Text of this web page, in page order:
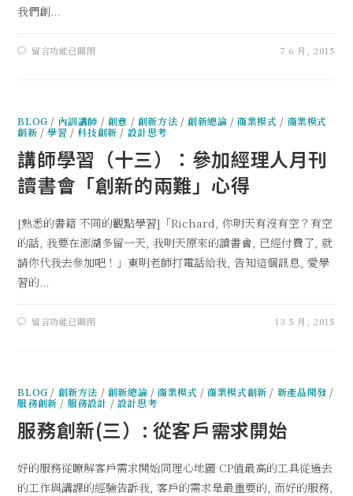
我們創...
留言功能已關閉 7 6 月, 2015
BLOG / 內訓講師 / 創意 / 創新方法 /創新總論 /商業模式 / 商業模式
創新 /學習 /科技創新 / 設計思考
講師學習（十三）：參加經理人月刊
讀書會「創新的兩難」心得
[熟悉的書籍 不同的觀點學習]「Richard, 你明天有沒有空？有空
的話, 我要在澎湖多留一天, 我明天原來的讀書會, 已經付費了, 就
請你代我去參加吧！」東明老師打電話給我, 告知這個訊息, 愛學
習的...
留言功能已關閉 13 5 月, 2015
BLOG / 創新方法 / 創新總論 /商業模式 /商業模式創新 / 新產品開發 /
服務創新 / 服務設計 / 設計思考
服務創新(三）: 從客戶需求開始
好的服務從瞭解客戶需求開始同理心地圖 CP值最高的工具從過去
的工作與講課的經驗告訴我, 客戶的需求是最重要的, 而好的服務,